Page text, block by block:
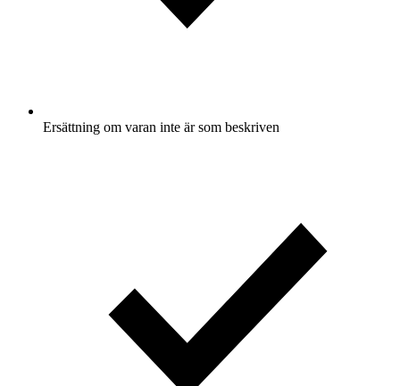
Ersättning om varan inte är som beskriven